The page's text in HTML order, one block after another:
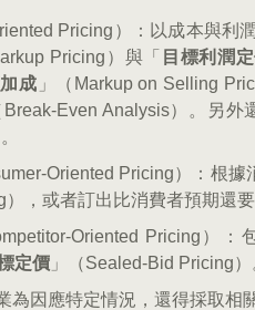
Pricing）：以成本與
Pricing）與「 目標利潤
成 」（Markup on Selling
Break-Even Analysis）。另外
Oriented Pricing）：根
，或者訂出比消費者預期還要
Oriented Pricing）
定價 」（Sealed-Bid Pricing
為因應特定情況，還得採取相